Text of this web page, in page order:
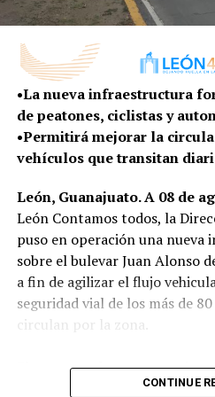
con una convicción muy
no se improvisa; se planea.
cambia con enorme rapidez,
conversaciones, escuchar
tendencias que ya están
que vivimos, trabajamos, nos
expresó.
proceso permitirá que León
no solo para celebrar su
imaginar y construir la ciudad
próximas décadas, con una
distintos sectores de la
“Porque una ciudad con 450
valentía su siguiente
•La nueva infraestructura
de peatones, ciclistas y
•Permitirá mejorar la
vehículos que transitan
León, Guanajuato. A 08 de
León Contamos todos, la
puso en operación una nueva
sobre el bulevar Juan Alonso
a fin de agilizar el flujo
seguridad vial de los más de
circulan por la zona.
El proyecto de esta nueva
solo contempló la instalación
CONTINUE